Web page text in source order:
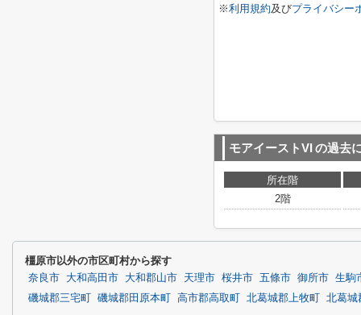
※利用規約及びプライバシー
モアイーストVI の過去
所在階
2階
橿原市以外の市区町村から探す
奈良市 大和高田市 大和郡山市 天理市 桜井市 五條市 御所市 生駒
磯城郡三宅町
磯城郡田原本町 高市郡高取町 北葛城郡上牧町 北葛城